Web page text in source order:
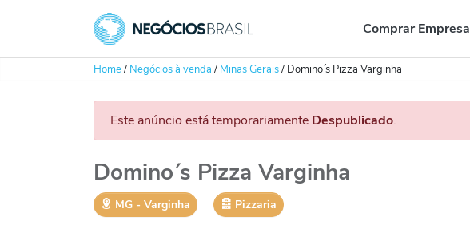
Comprar Empresa
Home/ Negócios à venda/ Minas Gerais/ Domino´ s Pizza Varginha
Este anúncio está temporariamente Despublicado.
Domino´ s Pizza Varginha
MG ‐ Varginha Pizzaria